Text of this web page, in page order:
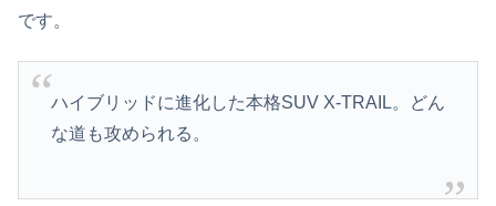
です。
ハイブリッドに進化した本格SUV X-TRAIL。どん
な道も攻められる。